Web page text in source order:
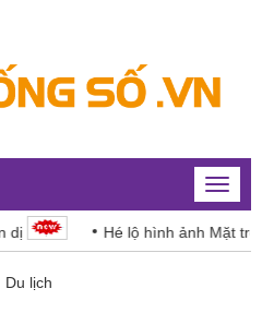
Toggle
Hé lộ hình ảnh Mặt trời với
Du lịch